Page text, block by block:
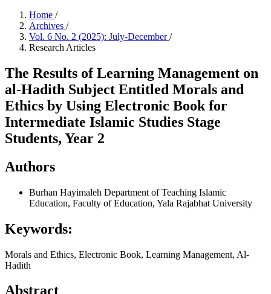
Home /
Archives /
Vol. 6 No. 2 (2025): July-December/
Research Articles
The Results of Learning Management on
al-Hadith Subject Entitled Morals and
Ethics by Using Electronic Book for
Intermediate Islamic Studies Stage
Students, Year 2
Authors
Burhan Hayimaleh Department of Teaching Islamic
Education, Faculty of Education, Yala Rajabhat University
Keywords:
Morals and Ethics, Electronic Book, Learning Management, Al-
Hadith
Abstract